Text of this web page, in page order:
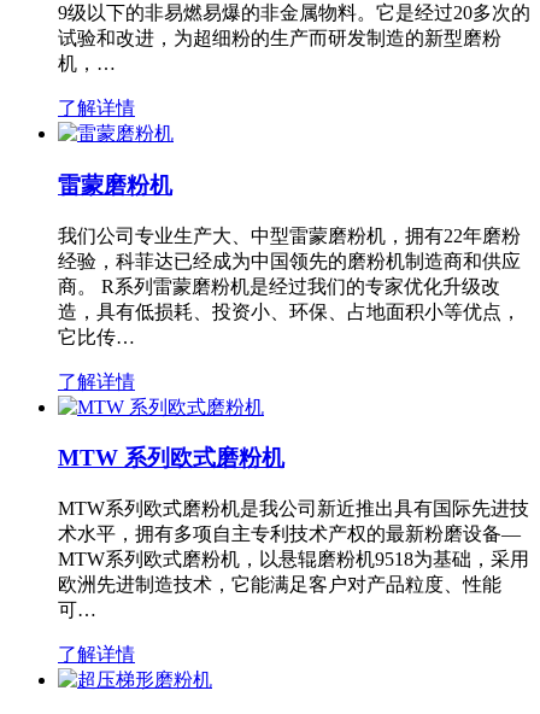
9级以下的非易燃易爆的非金属物料。它是经过20多次的
试验和改进，为超细粉的生产而研发制造的新型磨粉
机，…
了解详情
雷蒙磨粉机
我们公司专业生产大、中型雷蒙磨粉机，拥有22年磨粉
经验，科菲达已经成为中国领先的磨粉机制造商和供应
商。 R系列雷蒙磨粉机是经过我们的专家优化升级改
造，具有低损耗、投资小、环保、占地面积小等优点，
它比传…
了解详情
MTW 系列欧式磨粉机
MTW系列欧式磨粉机是我公司新近推出具有国际先进技
术水平，拥有多项自主专利技术产权的最新粉磨设备—
MTW系列欧式磨粉机，以悬辊磨粉机9518为基础，采用
欧洲先进制造技术，它能满足客户对产品粒度、性能
可…
了解详情